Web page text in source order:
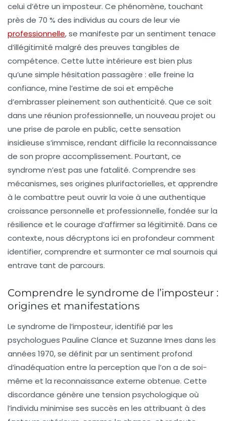
celui d’être un imposteur. Ce phénomène, touchant
près de 70 % des individus au cours de leur vie
professionnelle, se manifeste par un sentiment tenace
d’illégitimité malgré des preuves tangibles de
compétence. Cette lutte intérieure est bien plus
qu’une simple hésitation passagère : elle freine la
confiance, mine l’estime de soi et empêche
d’embrasser pleinement son authenticité. Que ce soit
dans une réunion professionnelle, un nouveau projet ou
une prise de parole en public, cette sensation
insidieuse s’immisce, rendant difficile la reconnaissance
de son propre accomplissement. Pourtant, ce
syndrome n’est pas une fatalité. Comprendre ses
mécanismes, ses origines plurifactorielles, et apprendre
à le combattre peut ouvrir la voie à une authentique
croissance personnelle et professionnelle, fondée sur la
résilience et le courage d’affirmer sa légitimité. Dans ce
contexte, nous décryptons ici en profondeur comment
identifier, comprendre et surmonter ce mal sournois qui
entrave tant de parcours.
Comprendre le syndrome de l’imposteur :
origines et manifestations
Le syndrome de l’imposteur, identifié par les
psychologues Pauline Clance et Suzanne Imes dans les
années 1970, se définit par un sentiment profond
d’inadéquation entre la perception que l’on a de soi-
même et la reconnaissance externe obtenue. Cette
discordance génère une tension psychologique où
l’individu minimise ses succès en les attribuant à des